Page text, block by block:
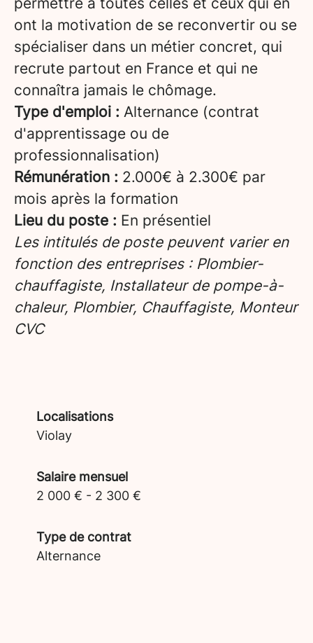
ont la motivation de se reconvertir ou se
spécialiser dans un métier concret, qui
recrute partout en France et qui ne
connaîtra jamais le chômage.
Type d'emploi : Alternance (contrat
d'apprentissage ou de
professionnalisation)
Rémunération : 2.000€ à 2.300€ par
mois après la formation
Lieu du poste : En présentiel
Les intitulés de poste peuvent varier en
fonction des entreprises : Plombier-
chauffagiste, Installateur de pompe-à-
chaleur, Plombier, Chauffagiste, Monteur
CVC
Localisations
Violay
Salaire mensuel
2 000 € - 2 300 €
Type de contrat
Alternance